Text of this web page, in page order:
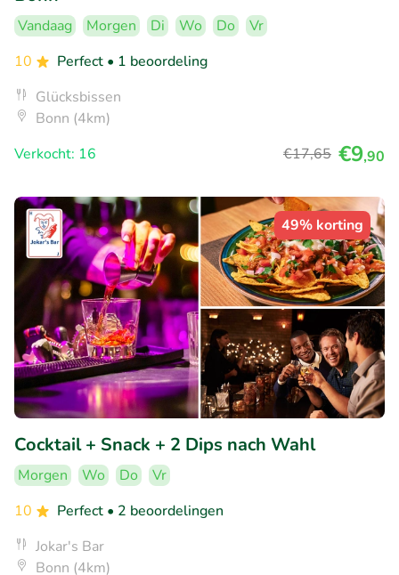
Vandaag Morgen Di Wo Do
Vr
10
Perfect • 1 beoordeling
Glücksbissen
Bonn (4km)
Verkocht: 16
€17,65 €9,90
49% korting
Cocktail + Snack + 2 Dips nach Wahl
Morgen Wo Do
Vr
10
Perfect • 2 beoordelingen
Jokar's Bar
Bonn (4km)